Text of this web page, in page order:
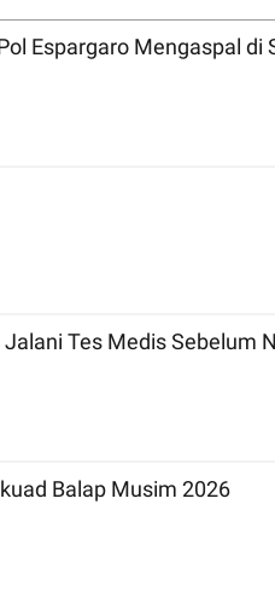
Espargaro Mengaspal
Tes Medis Sebelum
Balap Musim 2026